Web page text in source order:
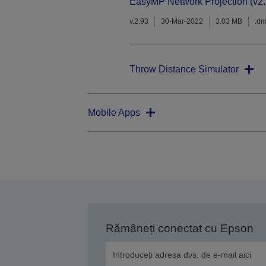
v.2.93 30-Mar-2022 3.03 MB
Throw Distance Simulator
Mobile Apps
Rămâneți conectat cu Epson